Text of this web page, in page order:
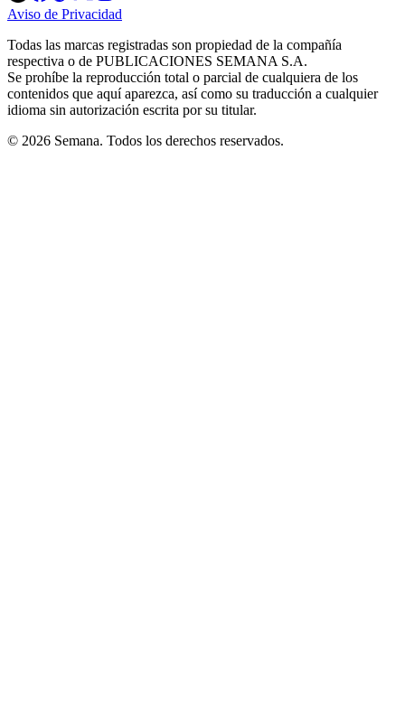
in
new
in
new
in
new
window
new
windowwindow
Aviso de Privacidad
new
window
Todas las marcas registradas son propiedad de la compañía
respectiva o de PUBLICACIONES SEMANA S.A.
Se prohíbe la reproducción total o parcial de cualquiera de los
contenidos que aquí aparezca, así como su traducción a cualquier
idioma sin autorización escrita por su titular.
© 2026 Semana. Todos los derechos reservados.